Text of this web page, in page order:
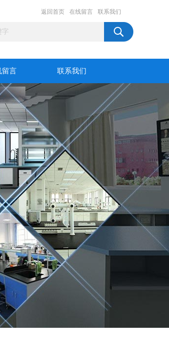
返回首页 在线留言 联系我们
留言 联系我们